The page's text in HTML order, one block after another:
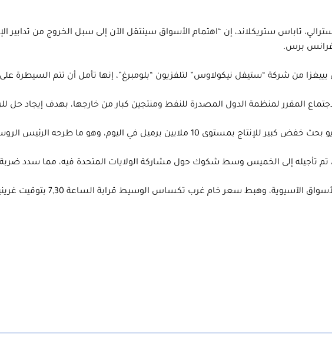
تاباس ستريكلاند، إن “اهتمام الأسواق سينتقل الآن إلى سبل الخروج من
فرانس برس.
بييغزا من شركة “ستيفل نيكولاوس” لتلفزيون “بلومبرغ”، إنها تأمل أن تتم السيطرة
المقرر لمنظمة الدول المصدرة للنفط ومنتجين كبار من خارجها، بهدف إيجاد حل
في اليوم، وهو ما طرحه الرئيس الروسي فلاديمير بوتن، الجمعة.
تم تأجيله إلى الخميس وسط شكوك حول مشاركة الولايات المتحدة فيه، مما سدد